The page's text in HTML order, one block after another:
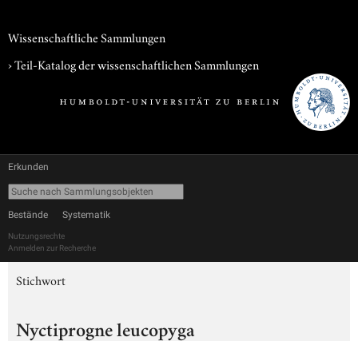
Wissenschaftliche Sammlungen
› Teil-Katalog der wissenschaftlichen Sammlungen
Erkunden
Bestände Systematik
Nutzungsrechte
Anmelden zur Recherche
Stichwort
Nyctiprogne leucopyga